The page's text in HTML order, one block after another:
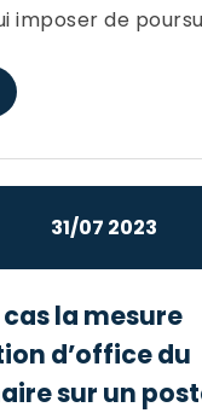
imposer de
31/07 2023
la mesure
d’office du
sur un